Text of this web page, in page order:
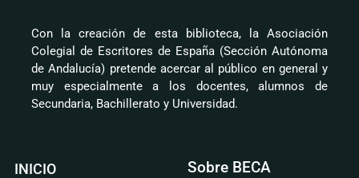
Con la creación de esta biblioteca, la Asociación
Colegial de Escritores de España (Sección Autónoma
de Andalucía) pretende acercar al público en general y
muy especialmente a los docentes, alumnos de
Secundaria, Bachillerato y Universidad.
INICIO Sobre BECA